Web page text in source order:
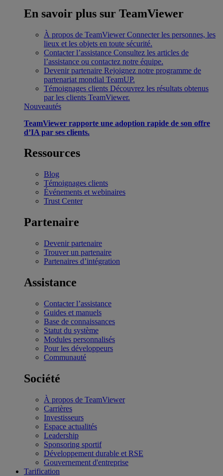
En savoir plus sur TeamViewer
À propos de TeamViewer Connecter les personnes, les
lieux et les objets en toute sécurité.
Contacter l’assistance Consultez les articles de
l’assistance ou contactez notre équipe.
Devenir partenaire Rejoignez notre programme de
partenariat mondial TeamUP.
Témoignages clients Découvrez les résultats obtenus
par les clients TeamViewer.
Nouveautés
TeamViewer rapporte une adoption rapide de son offre
d’IA par ses clients.
Ressources
Blog
Témoignages clients
Événements et webinaires
Trust Center
Partenaire
Devenir partenaire
Trouver un partenaire
Partenaires d’intégration
Assistance
Contacter l’assistance
Guides et manuels
Base de connaissances
Statut du système
Modules personnalisés
Pour les développeurs
Communauté
Société
À propos de TeamViewer
Carrières
Investisseurs
Espace actualités
Leadership
Sponsoring sportif
Développement durable et RSE
Gouvernement d'entreprise
Tarification